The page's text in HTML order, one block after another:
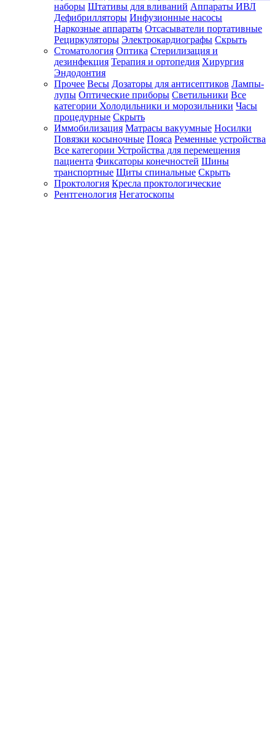
наборы Штативы для вливаний Аппараты ИВЛ
Дефибрилляторы Инфузионные насосы
Наркозные аппараты Отсасыватели портативные
Рециркуляторы Электрокардиографы Скрыть
Стоматология Оптика Стерилизация и
дезинфекция Терапия и ортопедия Хирургия
Эндодонтия
Прочее Весы Дозаторы для антисептиков Лампы-
лупы Оптические приборы Светильники Все
категории Холодильники и морозильники Часы
процедурные Скрыть
Иммобилизация Матрасы вакуумные Носилки
Повязки косыночные Пояса Ременные устройства
Все категории Устройства для перемещения
пациента Фиксаторы конечностей Шины
транспортные Щиты спинальные Скрыть
Проктология Кресла проктологические
Рентгенология Негатоскопы